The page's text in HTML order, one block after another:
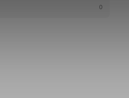
0